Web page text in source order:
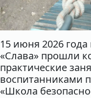
15 июня 2026
«Слава» прошли
практические
воспитанниками
«Школа